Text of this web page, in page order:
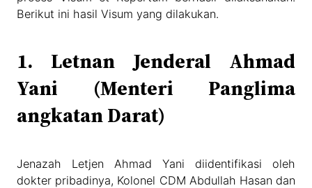
Berikut ini hasil Visum yang dilakukan.
1. Letnan Jenderal Ahmad
Yani (Menteri Panglima
angkatan Darat)
Jenazah Letjen Ahmad Yani diidentifikasi oleh
dokter pribadinya, Kolonel CDM Abdullah Hasan dan